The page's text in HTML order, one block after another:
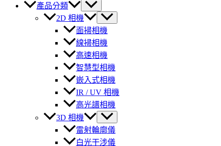
產品分類
2D 相機
面掃相機
線掃相機
高速相機
智慧型相機
嵌入式相機
IR / UV 相機
高光譜相機
3D 相機
雷射輪廓儀
白光干涉儀